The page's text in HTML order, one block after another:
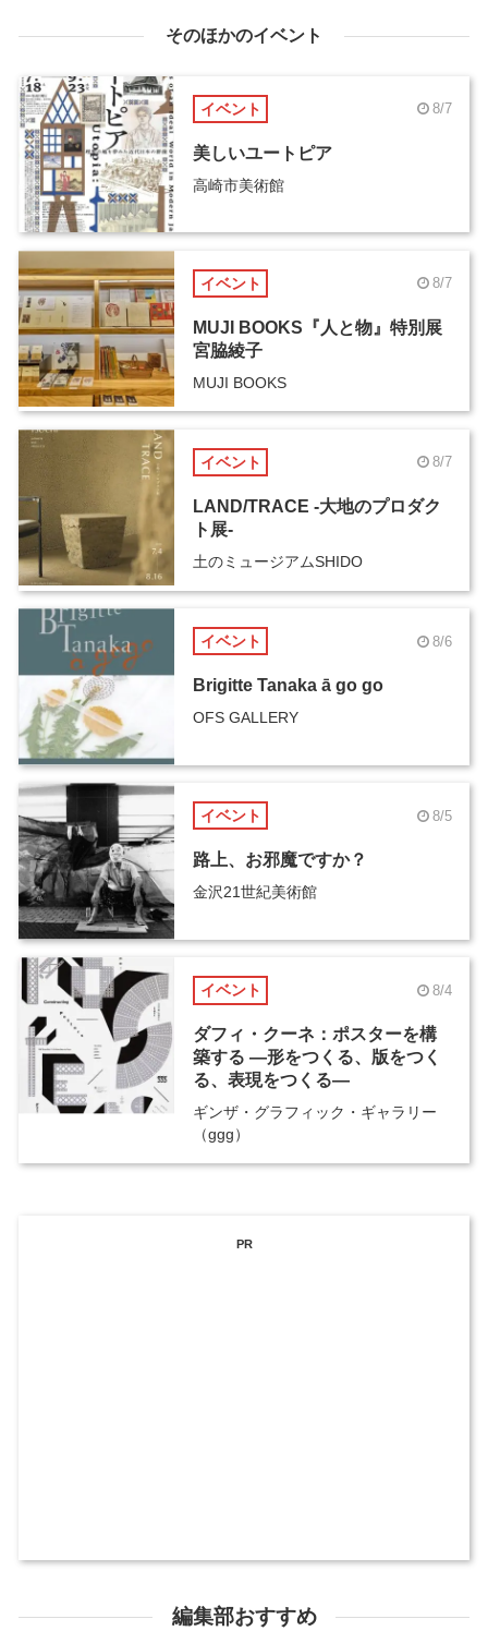
そのほかのイベント
イベント 8/7
美しいユートピア
高崎市美術館
イベント 8/7
MUJI BOOKS『人と物』特別展
宮脇綾子
MUJI BOOKS
イベント 8/7
LAND/TRACE -大地のプロダク
ト展-
土のミュージアムSHIDO
イベント 8/6
Brigitte Tanaka ā go go
OFS GALLERY
イベント 8/5
路上、お邪魔ですか？
金沢21世紀美術館
イベント 8/4
ダフィ・クーネ：ポスターを構
築する ―形をつくる、版をつく
る、表現をつくる―
ギンザ・グラフィック・ギャラリー
（ggg）
PR
編集部おすすめ